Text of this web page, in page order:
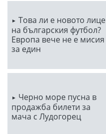
Това ли е новото лице
на българския футбол?
Европа вече не е мисия
за един
Черно море пусна в
продажба билети за
мача с Лудогорец